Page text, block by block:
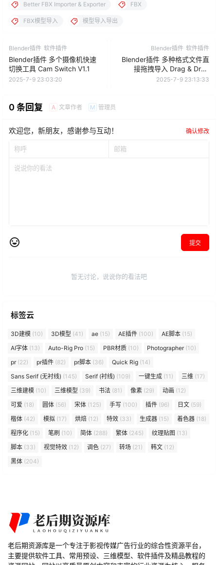
Better FBX Importer & Exporter FBX
FBX模型导入 模型导入导出
Blender插件 软件插件
Blender插件 多个摄像机快速
切换工具 Cam Switch V1.1
2025-7-9 23:03:20
Blender插件 软件插件
Blender插件 多种格式文件直
接拖拽导入 Drag & Drop
Import V1.04
2025-7-9 23:13:33
0 条回复 A 文章作者 M 管理员
欢迎您，新朋友，感谢参与互动！ 确认修改
提交
暂无讨论，说说你的看法吧
标签云
3D建模 (10) 3D模型 (41) ae (15) AE插件 (100) AE脚本 (15)
AI字体 (13) Auto-Rig Pro (15) PBR材质 (10) Photographer(10)
pr(22) pr插件 (82) pr脚本 (36) Quick Rig (14)
Sans Serif (无衬线) (145) Serif (衬线) (109) 一键生成 (11) 三维 (17)
三维建模 (10) 三维模型 (39) 书法 (81) 像素 (29) 动画 (12)
可爱 (18) 圆体 (56) 宋体 (125) 手写 (100) 插件 (96) 日文 (59)
楷体 (42) 模拟 (17) 烘焙 (12) 特效 (33) 生成器 (15) 着色器 (18)
程序化 (15) 笔刷 (10) 简体 (288) 繁体 (245) 纹理贴图 (13)
脚本 (33) 视觉特效 (12) 调色 (27) 转场 (21) 韩文 (12)
黑体 (204)
老后期资源库是一个专注于影视传媒广告行业的综合性资源平台，
主要提供软件工具、常用预设、三维模型、软件插件及精品教程的